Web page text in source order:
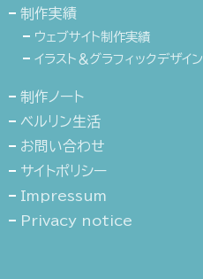
制作実績
ウェブサイト制作実績
イラスト＆グラフィックデザイ
制作ノート
ベルリン生活
お問い合わせ
サイトポリシー
Impressum
Privacy notice